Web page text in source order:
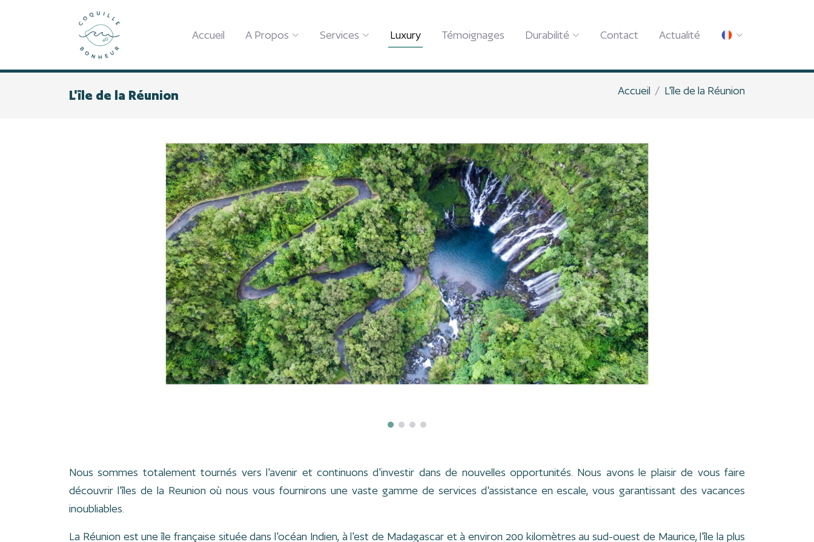
Accueil A Propos Services Luxury Témoignages Durabilité Contact Actualité
L'île de la Réunion Accueil L'île de la Réunion
Nous sommes totalement tournés vers l'avenir et continuons d'investir dans de nouvelles opportunités. Nous avons le plaisir de vous faire
découvrir l'îles de la Reunion où nous vous fournirons une vaste gamme de services d'assistance en escale, vous garantissant des vacances
inoubliables.
La Réunion est une île française située dans l'océan Indien, à l'est de Madagascar et à environ 200 kilomètres au sud-ouest de Maurice, l'île la plus